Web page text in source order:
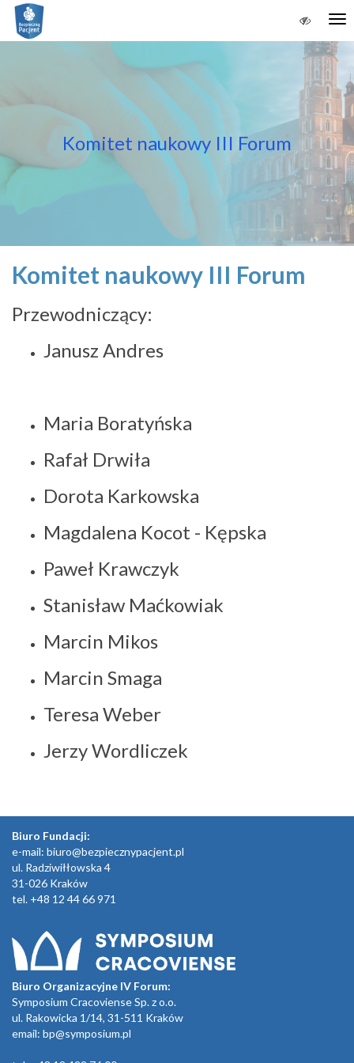
Komitet naukowy III Forum
Komitet naukowy III Forum
Przewodniczący:
Janusz Andres
Maria Boratyńska
Rafał Drwiła
Dorota Karkowska
Magdalena Kocot - Kępska
Paweł Krawczyk
Stanisław Maćkowiak
Marcin Mikos
Marcin Smaga
Teresa Weber
Jerzy Wordliczek
Biuro Fundacji:
e-mail: biuro@bezpiecznypacjent.pl
ul. Radziwiłłowska 4
31-026 Kraków
tel. +48 12 44 66 971
Biuro Organizacyjne IV Forum:
Symposium Cracoviense Sp. z o.o.
ul. Rakowicka 1/14, 31-511 Kraków
email: bp@symposium.pl